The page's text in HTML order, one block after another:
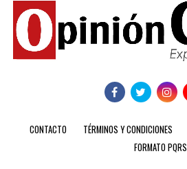
CONTACTO TÉRMINOS Y CONDICIONES
FORMATO PQRS